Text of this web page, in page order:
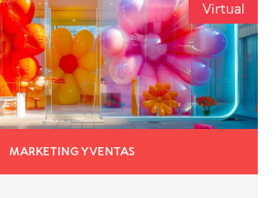
Virtual
MARKETING Y VENTAS